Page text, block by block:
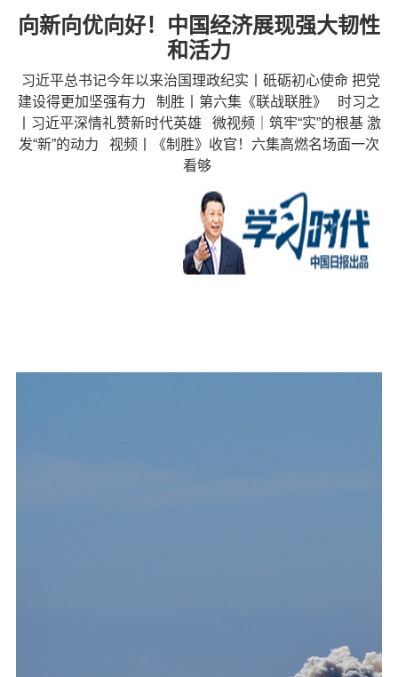
向新向优向好！中国经济展现强大韧性
和活力
习近平总书记今年以来治国理政纪实丨砥砺初心使命 把党
建设得更加坚强有力
制胜丨第六集《联战联胜》
时习之
丨习近平深情礼赞新时代英雄
微视频｜筑牢“实”的根基 激
发“新”的动力
视频丨《制胜》收官！六集高燃名场面一次
看够